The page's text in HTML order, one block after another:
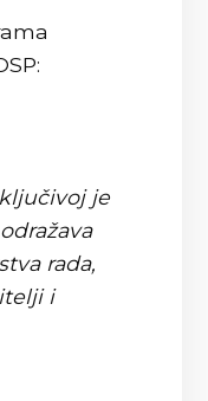
je
rada,
i